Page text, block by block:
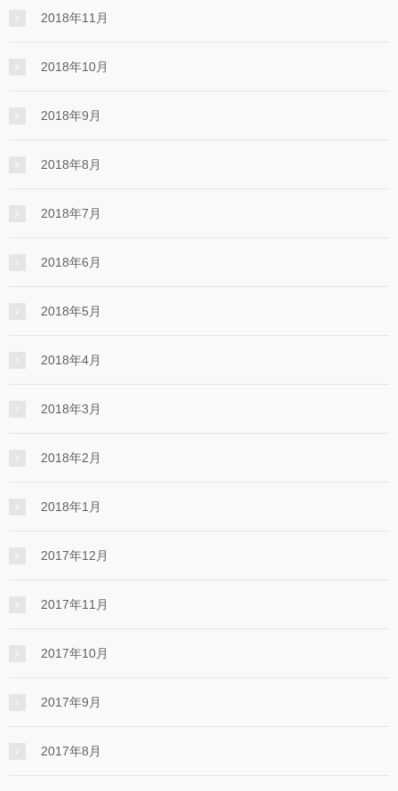
2018年11月
2018年10月
2018年9月
2018年8月
2018年7月
2018年6月
2018年5月
2018年4月
2018年3月
2018年2月
2018年1月
2017年12月
2017年11月
2017年10月
2017年9月
2017年8月